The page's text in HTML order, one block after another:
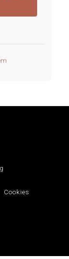
Cookies